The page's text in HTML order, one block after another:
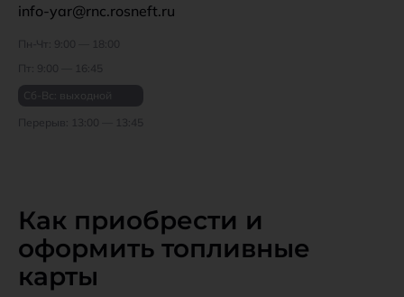
info-yar@rnc.rosneft.ru
Пн-Чт: 9:00 — 18:00
Пт: 9:00 — 16:45
Сб-Вс: выходной
Перерыв: 13:00 — 13:45
Как приобрести и
оформить топливные
карты